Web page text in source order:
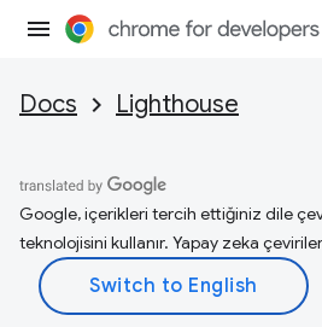
Docs Lighthouse
Google, içerikleri tercih ettiğiniz dile
teknolojisini kullanır. Yapay zeka